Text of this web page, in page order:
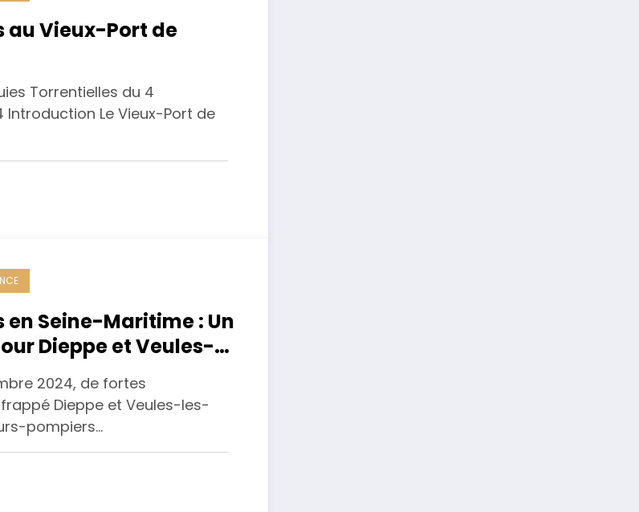
au Vieux-Port de
Torrentielles du 4
Introduction Le Vieux-Port de
Seine-Maritime : Un
Dieppe et Veules-
2024, de fortes
Dieppe et Veules-les-
pompiers…